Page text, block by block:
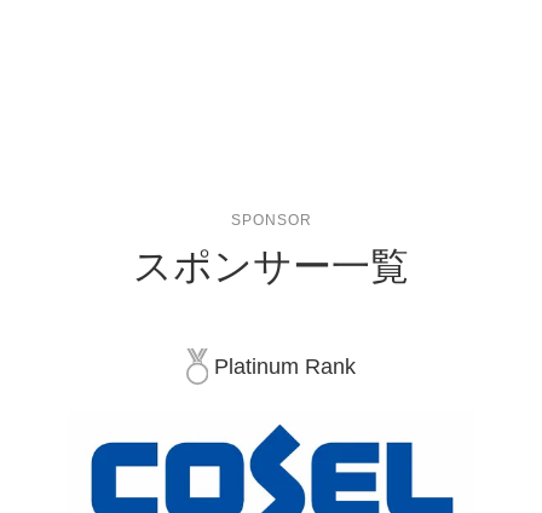
SPONSOR
スポンサー一覧
Platinum Rank